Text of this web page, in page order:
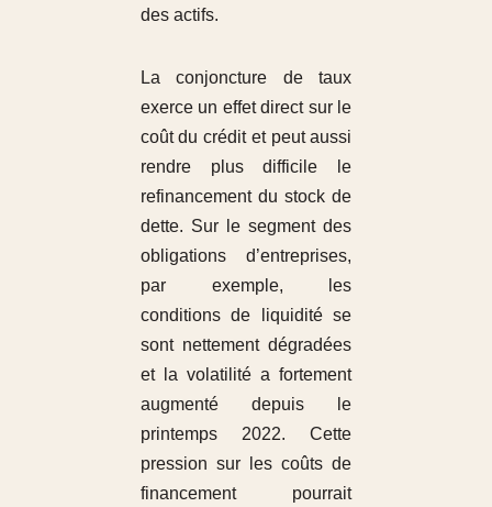
des actifs.
La conjoncture de taux
exerce un effet direct sur le
coût du crédit et peut aussi
rendre plus difficile le
refinancement du stock de
dette. Sur le segment des
obligations d’entreprises,
par exemple, les
conditions de liquidité se
sont nettement dégradées
et la volatilité a fortement
augmenté depuis le
printemps 2022. Cette
pression sur les coûts de
financement pourrait